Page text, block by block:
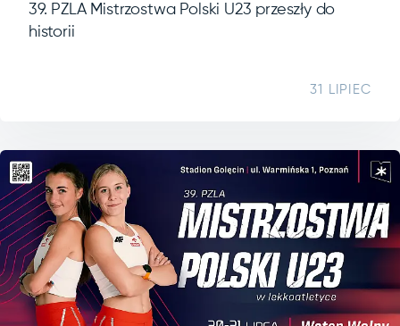
39. PZLA Mistrzostwa Polski U23 przeszły do
historii
31 LIPIEC